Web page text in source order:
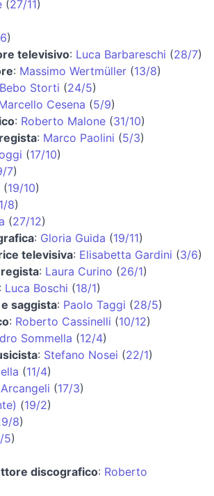
(27/11)
)
televisivo: Luca Barbareschi (28/7)
: Massimo Wertmüller (13/8)
Bebo Storti (24/5)
Cesena (5/9)
: Roberto Malone (31/10)
: Marco Paolini (5/3)
(17/10)
7)
(19/10)
8)
(27/12)
: Gloria Guida (19/11)
televisiva: Elisabetta Gardini (3/6)
: Laura Curino (26/1)
: Luca Boschi (18/1)
saggista: Paolo Taggi (28/5)
: Roberto Cassinelli (10/12)
Sommella (12/4)
: Stefano Nosei (22/1)
(11/4)
(17/3)
(19/2)
8)
5)
discografico: Roberto